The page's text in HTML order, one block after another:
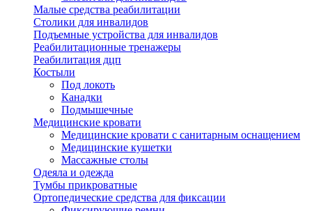
Малые средства реабилитации
Столики для инвалидов
Подъемные устройства для инвалидов
Реабилитационные тренажеры
Реабилитация дцп
Костыли
Под локоть
Канадки
Подмышечные
Медицинские кровати
Медицинские кровати с санитарным оснащением
Медицинские кушетки
Массажные столы
Одеяла и одежда
Тумбы прикроватные
Ортопедические средства для фиксации